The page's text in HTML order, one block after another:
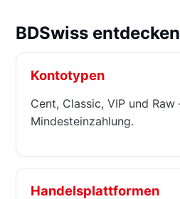
BDSwiss entdecken
Kontotypen
Cent, Classic, VIP und Raw
Mindesteinzahlung.
Handelsplattformen